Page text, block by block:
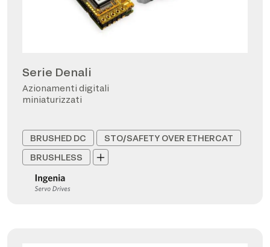
Serie Denali
Azionamenti digitali
miniaturizzati
BRUSHED DC
STO/SAFETY OVER ETHERCAT
BRUSHLESS